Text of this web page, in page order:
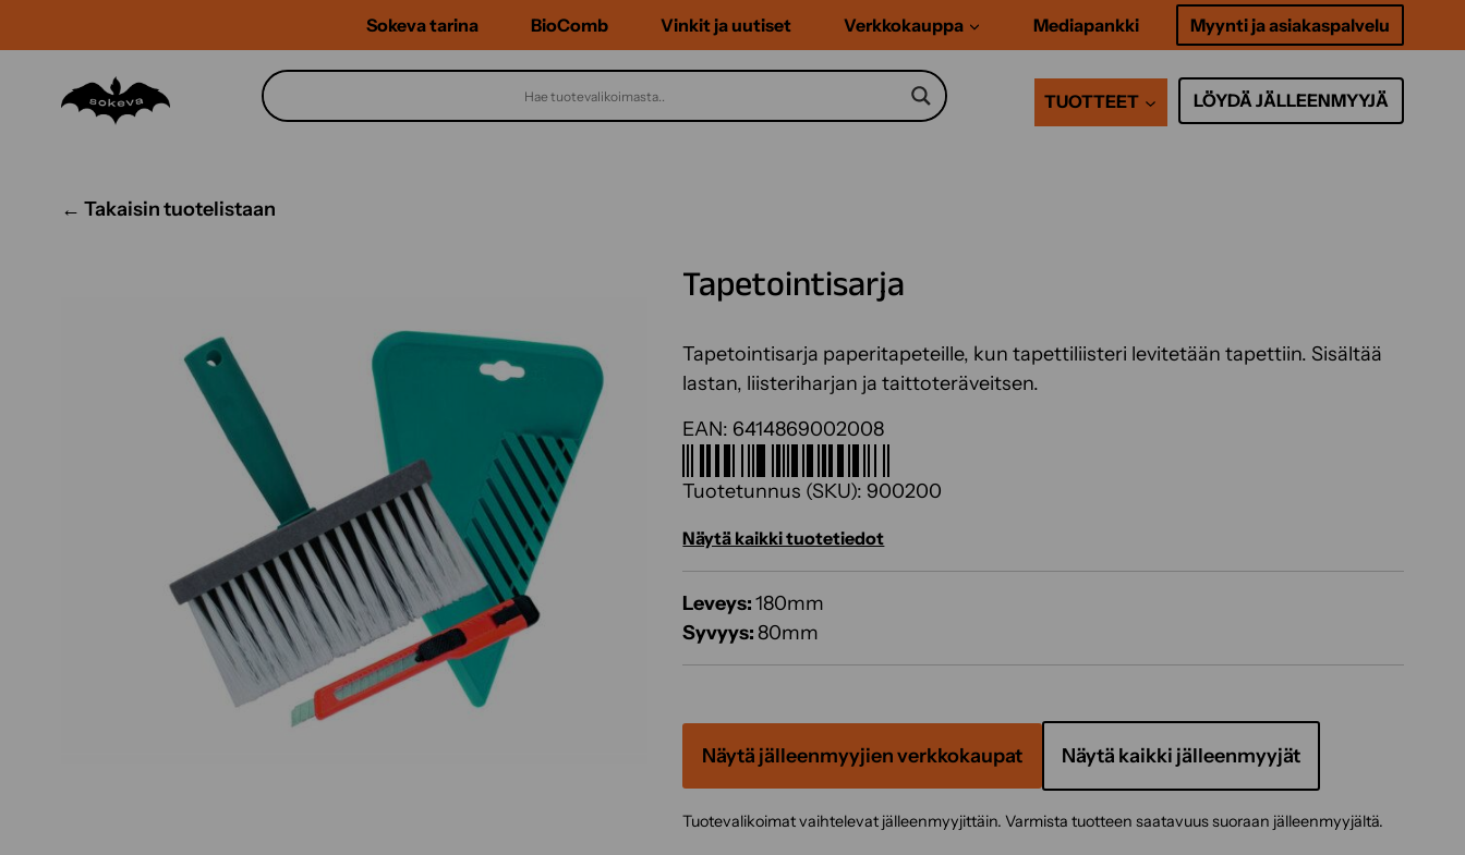
Sokeva tarina BioComb Vinkit ja uutiset Verkkokauppa Mediapankki Myynti ja asiakaspalvelu
TUOTTEET LÖYDÄ JÄLLEENMYYJÄ
← Takaisin tuotelistaan
Tapetointisarja
Tapetointisarja paperitapeteille, kun tapettiliisteri levitetään tapettiin. Sisältää
lastan, liisteriharjan ja taittoteräveitsen.
EAN: 6414869002008
Tuotetunnus (SKU): 900200
Näytä kaikki tuotetiedot
Leveys:180mm
Syvyys:80mm
Näytä jälleenmyyjien verkkokaupat Näytä kaikki jälleenmyyjät
Tuotevalikoimat vaihtelevat jälleenmyyjittäin. Varmista tuotteen saatavuus suoraan jälleenmyyjältä.